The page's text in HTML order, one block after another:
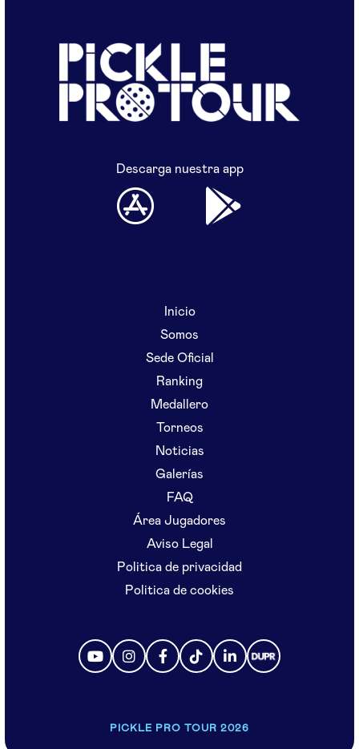
Descarga nuestra app
Inicio
Somos
Sede Oficial
Ranking
Medallero
Torneos
Noticias
Galerías
FAQ
Área Jugadores
Aviso Legal
Politica de privacidad
Politica de cookies
PICKLE PRO TOUR 2026